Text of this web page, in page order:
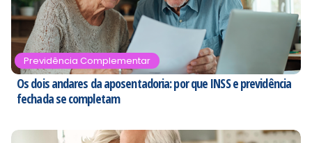
Previdência Complementar
Os dois andares da aposentadoria: por que INSS e previdência
fechada se completam